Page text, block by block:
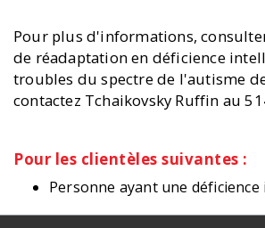
Pour plus d'informations,
de réadaptation en déficience
troubles du spectre de l'autisme
contactez Tchaikovsky Ruffin au
Pour les clientèles suivantes :
Personne ayant une